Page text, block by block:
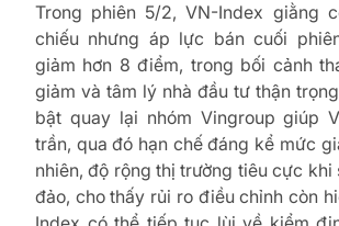
Trong phiên 5/2, VN-Index giằng
chiếu nhưng áp lực bán cuối
giảm hơn 8 điểm, trong bối cảnh
giảm và tâm lý nhà đầu tư thận
bật quay lại nhóm Vingroup giúp
trần, qua đó hạn chế đáng kể mức
nhiên, độ rộng thị trường tiêu cực khi
đảo, cho thấy rủi ro điều chỉnh còn